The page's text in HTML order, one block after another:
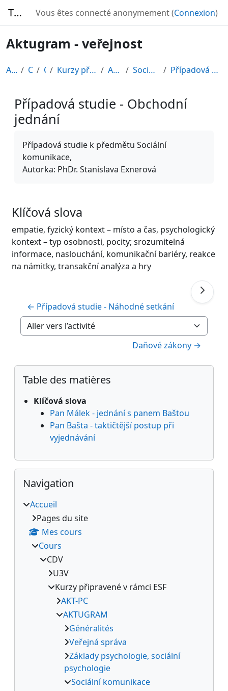
TURBO Vous êtes connecté anonymement (Connexion)
Aktugram - veřejnost
Accueil Cours CDV Kurzy připravené v rámci ESF AKTUGRAM Sociální komunikace Případová studie - Obchodní jednání
Případová studie - Obchodní
jednání
Případová studie k předmětu Sociální
komunikace,
Autorka: PhDr. Stanislava Exnerová
Klíčová slova
empatie, fyzický kontext – místo a čas, psychologický
kontext – typ osobnosti, pocity; srozumitelná
informace, naslouchání, komunikační bariéry, reakce
na námitky, transakční analýza a hry
← Případová studie - Náhodné setkání
Aller vers l’activité
Daňové zákony →
Blocs
Passer Table des matières
Table des matières
Klíčová slova
Pan Málek - jednání s panem Baštou
Pan Bašta - taktičtější postup při
vyjednávání
Passer Navigation
Navigation
Accueil
Pages du site
Mes cours
Cours
CDV
U3V
Kurzy připravené v rámci ESF
AKT-PC
AKTUGRAM
Généralités
Veřejná správa
Základy psychologie, sociální
psychologie
Sociální komunikace